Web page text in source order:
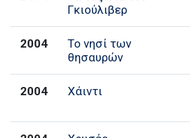
Γκιούλιβερ
2004
Το νησί των
θησαυρών
2004 Χάιντι